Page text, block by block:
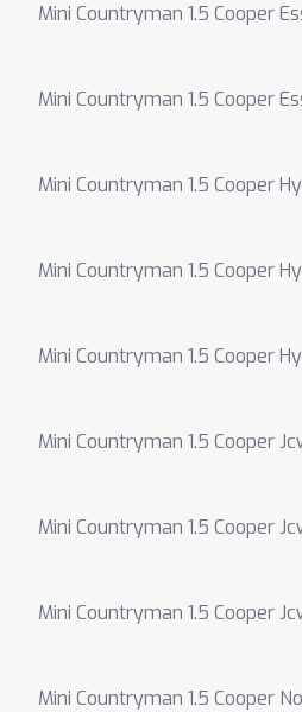
Mini Countryman 1.5 Cooper
Mini Countryman 1.5 Cooper
Mini Countryman 1.5 Cooper
Mini Countryman 1.5 Cooper
Mini Countryman 1.5 Cooper
Mini Countryman 1.5 Cooper
Mini Countryman 1.5 Cooper
Mini Countryman 1.5 Cooper
Mini Countryman 1.5 Cooper